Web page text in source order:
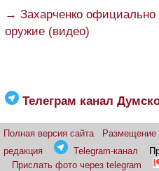
→ Захарченко
оружие (видео)
Телеграм канал
Полная версия сайта Размещение
редакция
Telegram-канал
Прислать фото через telegram